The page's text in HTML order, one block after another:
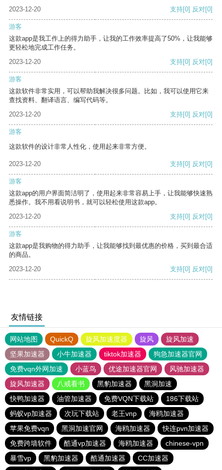
2023-12-20
支持[0] 反对[0]
游客
这款app是我工作上的得力助手，让我的工作效率提高了50%，让我能够
更轻松地完成工作任务。
2023-12-20
支持[0] 反对[0]
游客
这款软件非常实用，可以帮助我解决很多问题。比如，我可以使用它来
查找资料、翻译语言、编写代码等。
2023-12-20
支持[0] 反对[0]
游客
这款软件的设计非常人性化，使用起来非常方便。
2023-12-20 支持[0] 反对[0]
游客
这款app的用户界面简洁明了，使用起来非常容易上手，让我能够快速熟
悉操作。我不用看说明书，就可以轻松使用这款app。
2023-12-20
支持[0] 反对[0]
游客
这款app是我购物的得力助手，让我能够找到最优惠的价格，买到最合适
的商品。
2023-12-20
支持[0] 反对[0]
友情链接
网站地图 QuickQ 旋风加速度器 旋风
旋风加速
坚果加速器
小牛加速器 tiktok加速器
狗急加速器官网
免费vqn外网加速
小蓝鸟 优途加速器官网
风驰加速器
旋风加速器
八戒看书 黑豹加速器
黑洞加速
快鸭加速器
油管加速器 免费VQN下载站
186下载站
蚂蚁vp加速器
次玩下载站 老王vnp
海鸥加速器
苹果免费vqn
黑洞加速官网 海鸥加速器
快连pvn加速器
免费跨墙软件
酷通vp加速器 海鸥加速器
chinese-vpn
暴雪vp
黑豹加速器 酷通加速器
CC加速器